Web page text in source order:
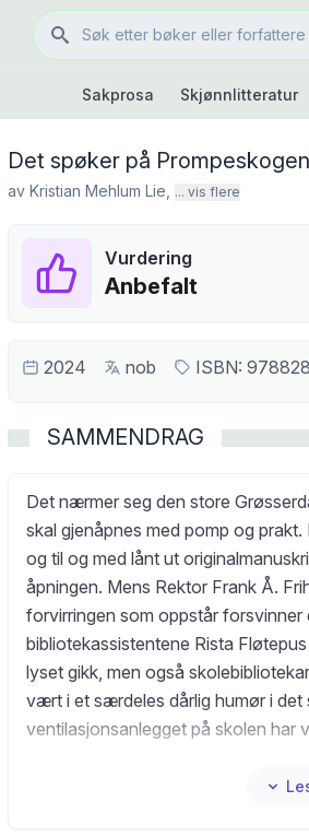
Sakprosa Skjønnlitteratur
Det spøker på
av Kristian Mehlum Lie ... vis flere
Vurdering
Anbefalt
2024 nob ISBN:
SAMMENDRAG
Det nærmer seg den store
skal gjenåpnes med pomp og
og til og med lånt ut
åpningen. Mens Rektor Frank Å.
forvirringen som oppstår
bibliotekassistentene Rista
lyset gikk, men også
vært i et særdeles dårlig humør i det
ventilasjonsanlegget på skolen har
Bannefinger prøver å finne igjen